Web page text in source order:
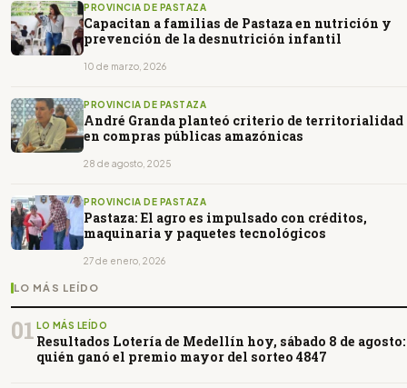
PROVINCIA DE PASTAZA
Capacitan a familias de Pastaza en nutrición y
prevención de la desnutrición infantil
10 de marzo, 2026
PROVINCIA DE PASTAZA
André Granda planteó criterio de territorialidad
en compras públicas amazónicas
28 de agosto, 2025
PROVINCIA DE PASTAZA
Pastaza: El agro es impulsado con créditos,
maquinaria y paquetes tecnológicos
27 de enero, 2026
LO MÁS LEÍDO
01 LO MÁS LEÍDO
Resultados Lotería de Medellín hoy, sábado 8 de agosto:
quién ganó el premio mayor del sorteo 4847